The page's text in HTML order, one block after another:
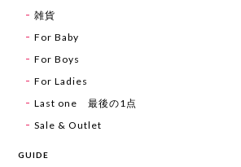
雑貨
For Baby
For Boys
For Ladies
Last one 最後の1点
Sale & Outlet
GUIDE